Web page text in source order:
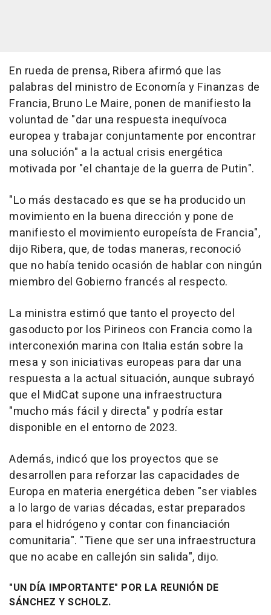
En rueda de prensa, Ribera afirmó que las
palabras del ministro de Economía y Finanzas de
Francia, Bruno Le Maire, ponen de manifiesto la
voluntad de "dar una respuesta inequívoca
europea y trabajar conjuntamente por encontrar
una solución" a la actual crisis energética
motivada por "el chantaje de la guerra de Putin".
"Lo más destacado es que se ha producido un
movimiento en la buena dirección y pone de
manifiesto el movimiento europeísta de Francia",
dijo Ribera, que, de todas maneras, reconoció
que no había tenido ocasión de hablar con ningún
miembro del Gobierno francés al respecto.
La ministra estimó que tanto el proyecto del
gasoducto por los Pirineos con Francia como la
interconexión marina con Italia están sobre la
mesa y son iniciativas europeas para dar una
respuesta a la actual situación, aunque subrayó
que el MidCat supone una infraestructura
"mucho más fácil y directa" y podría estar
disponible en el entorno de 2023.
Además, indicó que los proyectos que se
desarrollen para reforzar las capacidades de
Europa en materia energética deben "ser viables
a lo largo de varias décadas, estar preparados
para el hidrógeno y contar con financiación
comunitaria". "Tiene que ser una infraestructura
que no acabe en callejón sin salida", dijo.
"UN DÍA IMPORTANTE" POR LA REUNIÓN DE
SÁNCHEZ Y SCHOLZ.